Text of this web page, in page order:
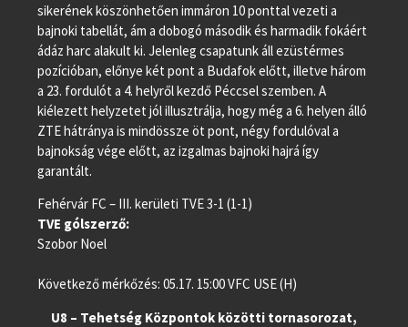
sikerének köszönhetően immáron 10 ponttal vezeti a
bajnoki tabellát, ám a dobogó második és harmadik fokáért
ádáz harc alakult ki. Jelenleg csapatunk áll ezüstérmes
pozícióban, előnye két pont a Budafok előtt, illetve három
a 23. fordulót a 4. helyről kezdő Péccsel szemben. A
kiélezett helyzetet jól illusztrálja, hogy még a 6. helyen álló
ZTE hátránya is mindössze öt pont, négy fordulóval a
bajnokság vége előtt, az izgalmas bajnoki hajrá így
garantált.
Fehérvár FC – III. kerületi TVE 3-1 (1-1)
TVE gólszerző:
Szobor Noel
Következő mérkőzés: 05.17. 15:00 VFC USE (H)
U8 – Tehetség Központok közötti tornasorozat,